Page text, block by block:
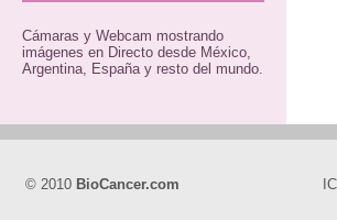
Cámaras y Webcam mostrando
imágenes en Directo desde México,
Argentina, España y resto del mundo.
© 2010 BioCancer.com